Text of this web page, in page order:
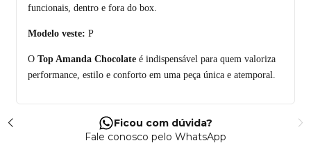
funcionais, dentro e fora do box.
Modelo veste: P
O Top Amanda Chocolate é indispensável para quem valoriza
performance, estilo e conforto em uma peça única e atemporal.
Ficou com dúvida?
Fale conosco pelo WhatsApp